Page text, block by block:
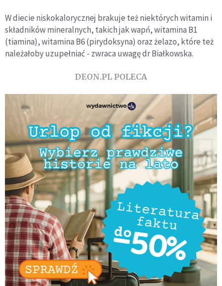
W diecie niskokalorycznej brakuje też niektórych witamin i
składników mineralnych, takich jak wapń, witamina B1
(tiamina), witamina B6 (pirydoksyna) oraz żelazo, które też
należałoby uzupełniać - zwraca uwagę dr Białkowska.
DEON.PL POLECA